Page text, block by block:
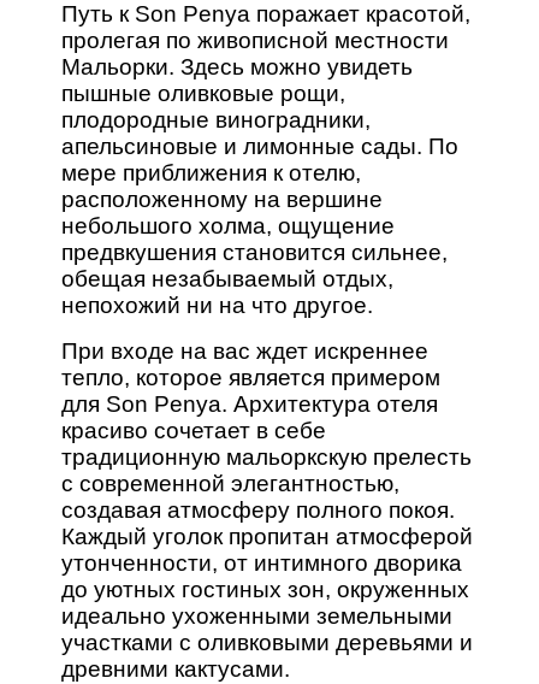
Путь к Son Penya поражает красотой,
пролегая по живописной местности
Мальорки. Здесь можно увидеть
пышные оливковые рощи,
плодородные виноградники,
апельсиновые и лимонные сады. По
мере приближения к отелю,
расположенному на вершине
небольшого холма, ощущение
предвкушения становится сильнее,
обещая незабываемый отдых,
непохожий ни на что другое.
При входе на вас ждет искреннее
тепло, которое является примером
для Son Penya. Архитектура отеля
красиво сочетает в себе
традиционную мальоркскую прелесть
с современной элегантностью,
создавая атмосферу полного покоя.
Каждый уголок пропитан атмосферой
утонченности, от интимного дворика
до уютных гостиных зон, окруженных
идеально ухоженными земельными
участками с оливковыми деревьями и
древними кактусами.